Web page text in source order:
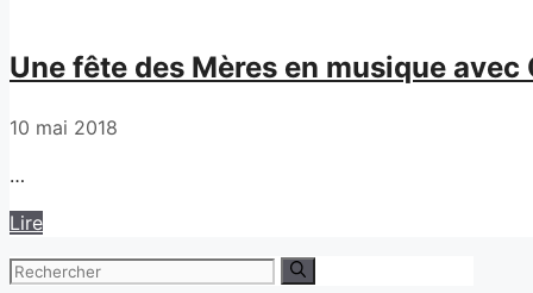
Une fête des Mères en musique
10 mai 2018
…
Lire
Rechercher :